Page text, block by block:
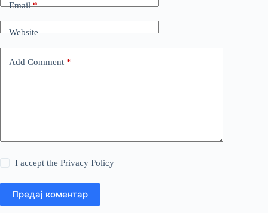
Email*
Website
Add Comment *
I accept thePrivacy Policy
Предај коментар